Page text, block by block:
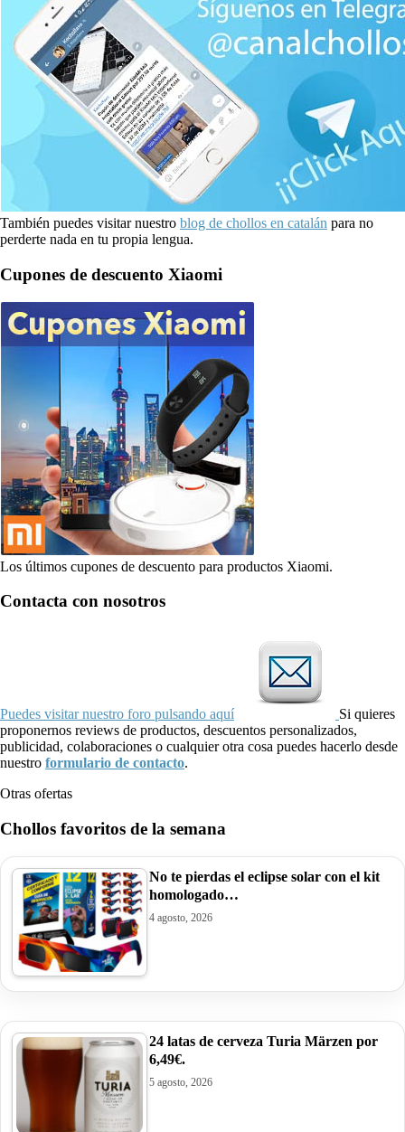
También puedes visitar nuestro blog de chollos en catalán para no
perderte nada en tu propia lengua.
Cupones de descuento Xiaomi
Los últimos cupones de descuento para productos Xiaomi.
Contacta con nosotros
Puedes visitar nuestro foro pulsando aquí
Si quieres
proponernos reviews de productos, descuentos personalizados,
publicidad, colaboraciones o cualquier otra cosa puedes hacerlo desde
nuestro formulario de contacto.
Otras ofertas
Chollos favoritos de la semana
No te pierdas el eclipse solar con el kit
homologado…
4 agosto, 2026
24 latas de cerveza Turia Märzen por
6,49€.
5 agosto, 2026